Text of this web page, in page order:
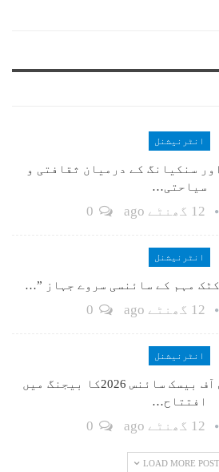
انٹرنیشنل
سنکیانگ کے درمیان ثقافتی و
سیاحتی…
12 گھنٹے ago
انٹرنیشنل
مہم کے سائنسی سروے جہاز ”…
12 گھنٹے ago
انٹرنیشنل
انٹرنیشنل کانگریس آف بیسک سائنس 2026کا بیجنگ میں
افتتاح…
12 گھنٹے ago
LOAD MORE